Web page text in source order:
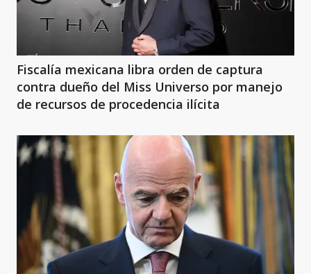
Fiscalía mexicana libra orden de captura
contra dueño del Miss Universo por manejo
de recursos de procedencia ilícita